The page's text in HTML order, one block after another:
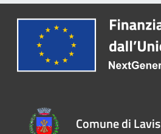
Comune di Lavis